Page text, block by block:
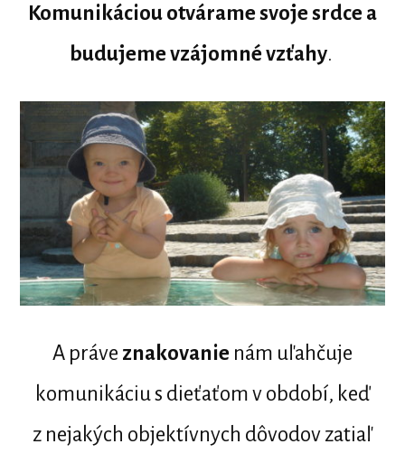
Komunikáciou otvárame svoje srdce a
budujeme vzájomné vzťahy.
A práve znakovanie nám uľahčuje
komunikáciu s dieťaťom v období, keď
z nejakých objektívnych dôvodov zatiaľ